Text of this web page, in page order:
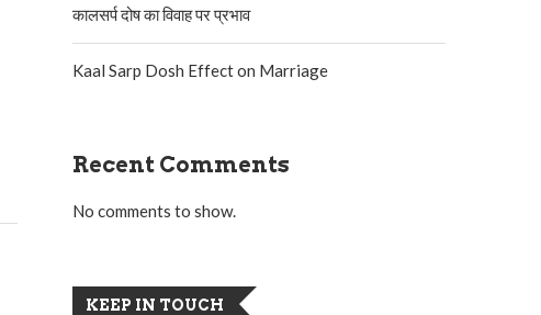
कालसर्प दोष का विवाह पर प्रभाव
Kaal Sarp Dosh Effect on Marriage
Recent Comments
No comments to show.
KEEP IN TOUCH